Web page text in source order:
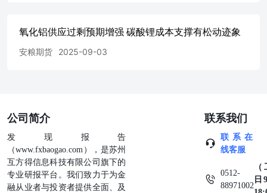
成本端底部支撑有望逐步强化——预计氧化铝价格底部区间
况，氧化铝价格运行面临以下主要变量。 利多因素方面，
价因配额政策回升，叠加已处高位的海运费，CIF到岸成本
方面，国内氧化铝新增产能仍在释放，广西等地待投产能规
模较大。库存总量处于历史同期偏高水平，且仍在累积。供
应宽松格局短期难以逆转，限制了价格上行弹性。 综合判
断，氧化铝主力合约短期以区间震荡为主。下方受成本支撑
氧化铝供应过剩预期增强 碳酸锂成本支撑有松动迹象
安粮期货 2025-09-03
公司简介
发现报告
（www.fxbaogao.com），是苏州
互方得信息科技有限公司旗下的
专业研报平台。我们致力于为金
融从业者与投资者提供全面、及
联系我们
联系在
线客服
0512-
88971002
日